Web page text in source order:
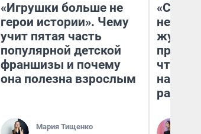
«Игрушки больше не
герои истории». Чему
учит пятая часть
популярной детской
франшизы и почему
она полезна взрослым
Мария Тищенко
чтобы
на что
ради